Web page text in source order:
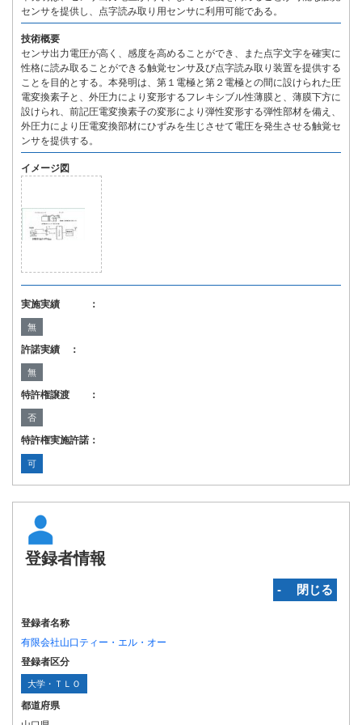
センサを提供し、点字読み取り用センサに利用可能である。
技術概要
センサ出力電圧が高く、感度を高めることができ、また点字文字を確実に
性格に読み取ることができる触覚センサ及び点字読み取り装置を提供する
ことを目的とする。本発明は、第１電極と第２電極との間に設けられた圧
電変換素子と、外圧力により変形するフレキシブル性薄膜と、薄膜下方に
設けられ、前記圧電変換素子の変形により弾性変形する弾性部材を備え、
外圧力により圧電変換部材にひずみを生じさせて電圧を発生させる触覚セ
ンサを提供する。
イメージ図
実施実績 ：
無
許諾実績 ：
無
特許権譲渡 ：
否
特許権実施許諾：
可
登録者情報
‐ 閉じる
登録者名称
有限会社山口ティー・エル・オー
登録者区分
大学・ＴＬＯ
都道府県